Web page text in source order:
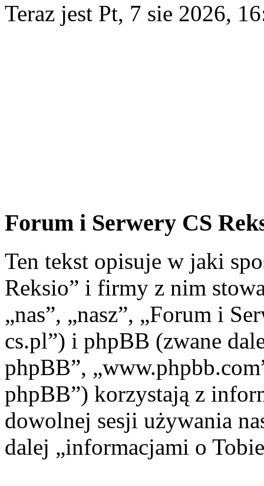
Teraz jest Pt, 7 sie 2026,
Forum i Serwery CS
Ten tekst opisuje w jaki
Reksio” i firmy z nim
„nas”, „nasz”, „Forum i
cs.pl”) i phpBB (zwane
phpBB”,
phpBB”) korzystają z
dowolnej sesji używania
dalej „informacjami o